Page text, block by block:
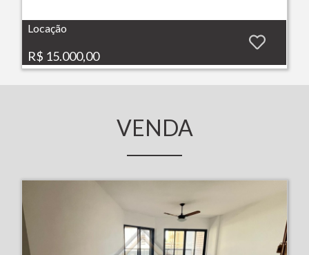
Locação
R$ 15.000,00
VENDA